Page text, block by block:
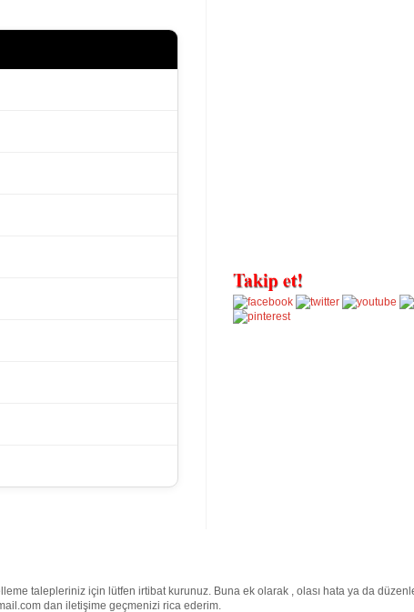
talepleriniz için lütfen irtibat kurunuz. Buna ek olarak , olası hata ya da
dan iletişime geçmenizi rica ederim.